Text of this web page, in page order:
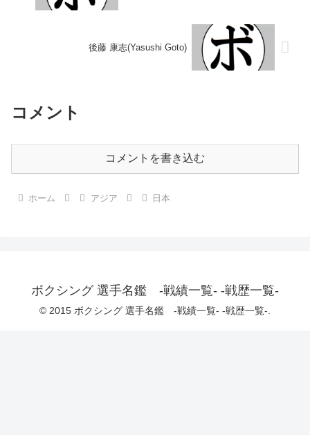
後藤 康志(Yasushi Goto)
コメント
コメントを書き込む
ホーム アジア 日本
ボクシング 選手名鑑 -戦績一覧- -戦歴一覧-
© 2015 ボクシング 選手名鑑 -戦績一覧- -戦歴一覧-.